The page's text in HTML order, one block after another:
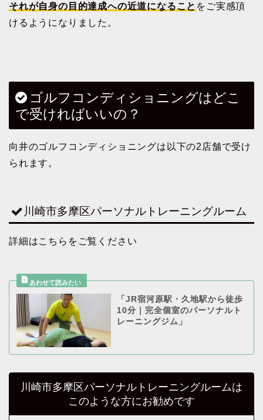
それが自身の目的達成への近道になること をご実感頂
けるようになりました。
ゴルフコンディショニングはどこ
で受ければいいの？
向井のゴルフコンディショニングは以下の2店舗で受け
られます。
川崎市多摩区パーソナルトレーニングルーム
詳細はこちらをご覧ください
「JR宿河原駅・久地駅から徒歩
10分｜完全個室のパーソナルト
レーニングジム」
川崎市多摩区パーソナルトレーニングルームは
このような方にお勧めです